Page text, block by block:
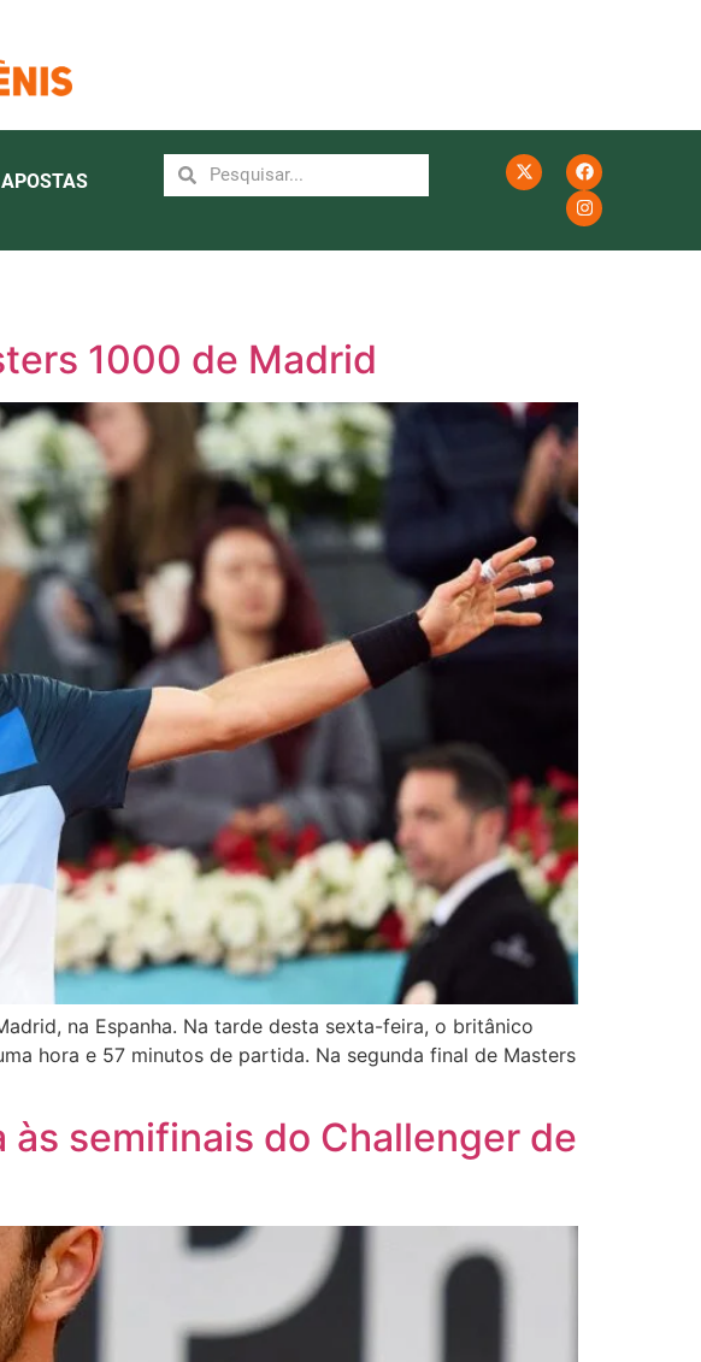
APOSTAS
1000 de Madrid
na Espanha. Na tarde desta sexta-feira, o britânico
hora e 57 minutos de partida. Na segunda final de Masters
semifinais do Challenger de